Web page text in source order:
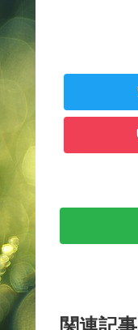
関連記事